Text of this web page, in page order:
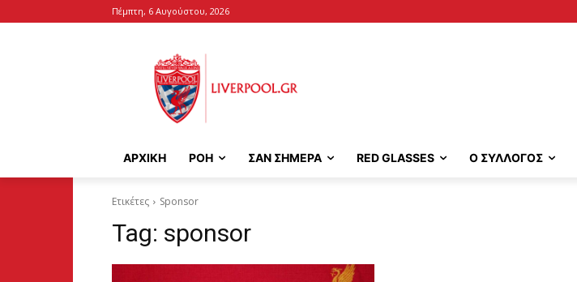
Πέμπτη, 6 Αυγούστου, 2026
ΑΡΧΙΚΉ ΡΟΗ ΣΑΝ ΣΗΜΕΡΑ RED GLASSES Ο ΣΥΛΛΟΓΟΣ
Ετικέτες Sponsor
Tag: sponsor